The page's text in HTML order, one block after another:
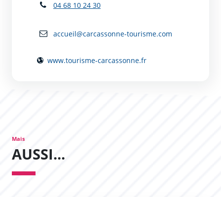
04 68 10 24 30
accueil@carcassonne-tourisme.com
www.tourisme-carcassonne.fr
Mais
AUSSI...